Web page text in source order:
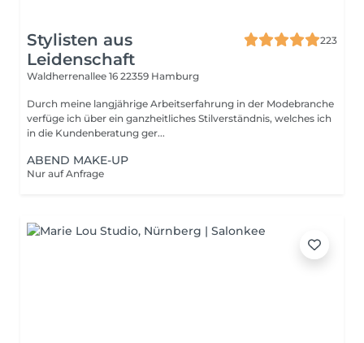
Stylisten aus
Leidenschaft
223
Waldherrenallee 16 22359 Hamburg
Durch meine langjährige Arbeitserfahrung in der Modebranche
verfüge ich über ein ganzheitliches Stilverständnis, welches ich
in die Kundenberatung ger...
ABEND MAKE-UP
Nur auf Anfrage